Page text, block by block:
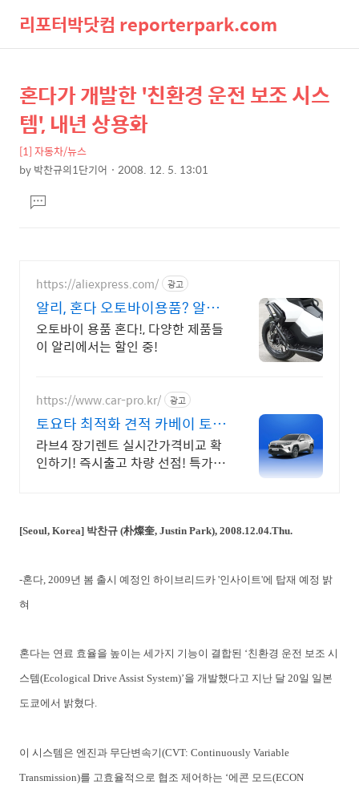
리포터박닷컴 reporterpark.com
색
상
세
컨
텐
본
문
제
목
혼다가 개발한 '친환경 운전 보조 시스
템', 내년 상용화
[1] 자동차/뉴스
by박찬규의1단기어 2008. 12. 5. 13:01
문댓
글
https://aliexpress.com/ 광고
알리, 혼다 오토바이용품? 알리
에서!
오토바이 용품 혼다!, 다양한 제품들
이 알리에서는 할인 중!
https://www.car-pro.kr/ 광고
토요타 최적화 견적 카베이 토요
타 특가차량 무료견적
라브4 장기렌트 실시간가격비교 확
인하기! 즉시출고 차량 선점! 특가차
[Seoul, Korea] 박찬규 (朴燦奎, Justin Park), 2008.12.04.Thu.
-혼다, 2009년 봄 출시 예정인 하이브리드카 '인사이트'에 탑재 예정 밝
혀
혼다는 연료 효율을 높이는 세가지 기능이 결합된 ‘친환경 운전 보조 시
스템(Ecological Drive Assist System)’을 개발했다고 지난 달 20일 일본
도쿄에서 밝혔다.
이 시스템은 엔진과 무단변속기(CVT: Continuously Variable
Transmission)를 고효율적으로 협조 제어하는 ‘에콘 모드(ECON